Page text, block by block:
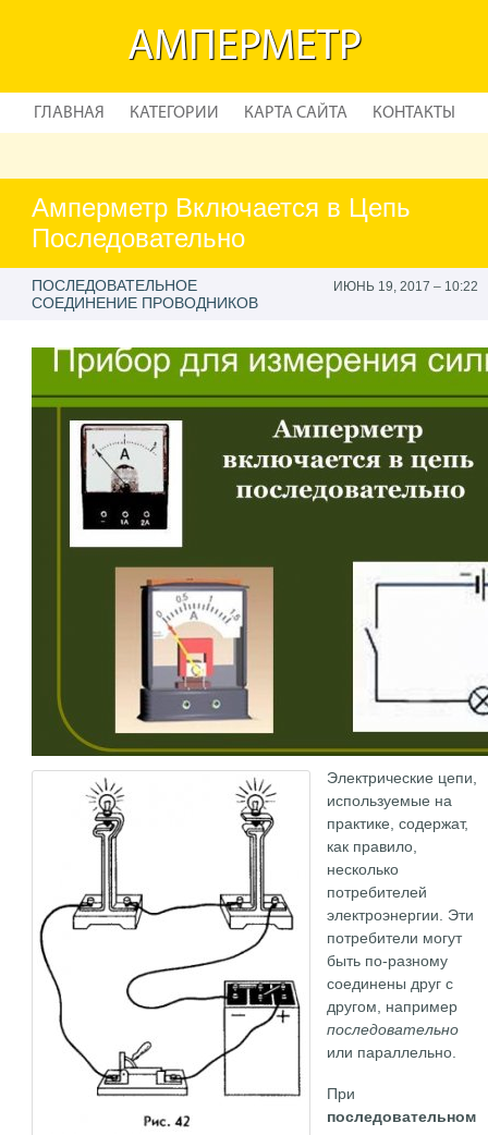
АМПЕРМЕТР
ГЛАВНАЯ КАТЕГОРИИ КАРТА САЙТА КОНТАКТЫ
Амперметр Включается в Цепь
Последовательно
ПОСЛЕДОВАТЕЛЬНОЕ
СОЕДИНЕНИЕ ПРОВОДНИКОВ
ИЮНЬ 19, 2017 – 10:22
Электрические цепи,
используемые на
практике, содержат,
как правило,
несколько
потребителей
электроэнергии. Эти
потребители могут
быть по-разному
соединены друг с
другом, например
последовательно
или параллельно.
При
последовательном